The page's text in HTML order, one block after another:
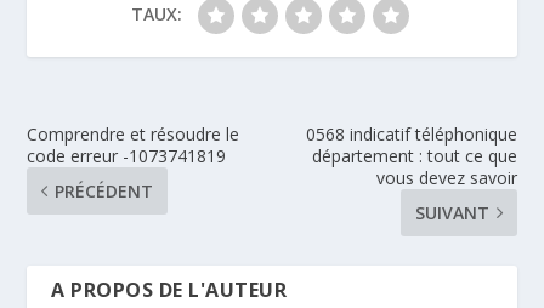
TAUX:
Comprendre et résoudre le
code erreur -1073741819​
PRÉCÉDENT
0568 indicatif téléphonique
département : tout ce que
vous devez savoir
SUIVANT
A PROPOS DE L'AUTEUR